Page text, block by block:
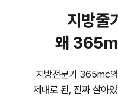
지방줄
왜
지방전문가 365mc
제대로 된, 진짜 살아